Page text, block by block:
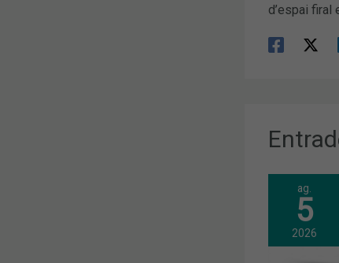
d’espai firal
ag.
5
2026